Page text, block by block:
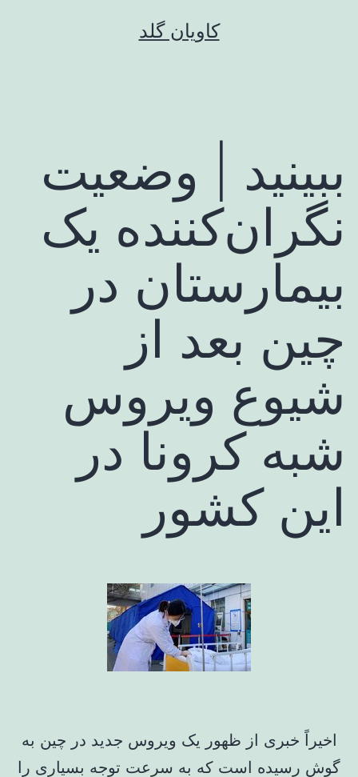
کاویان گلد
ببینید | وضعیت
نگران‌کننده یک
بیمارستان در
چین بعد از
شیوع ویروس
شبه کرونا در
این کشور
اخیراً خبری از ظهور یک ویروس جدید در چین به
گوش رسیده است که به سرعت توجه بسیاری را